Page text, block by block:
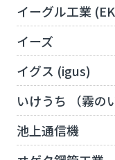
イーグル工業
イーズ
イグス (igus)
いけうち （霧の
池上通信機